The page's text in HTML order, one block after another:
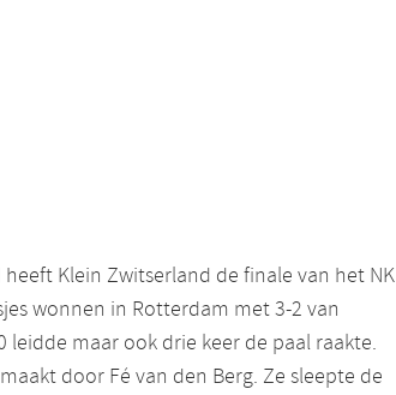
Klein Zwitserland de finale van het NK
wonnen in Rotterdam met 3-2 van
leidde maar ook drie keer de paal raakte.
door Fé van den Berg. Ze sleepte de